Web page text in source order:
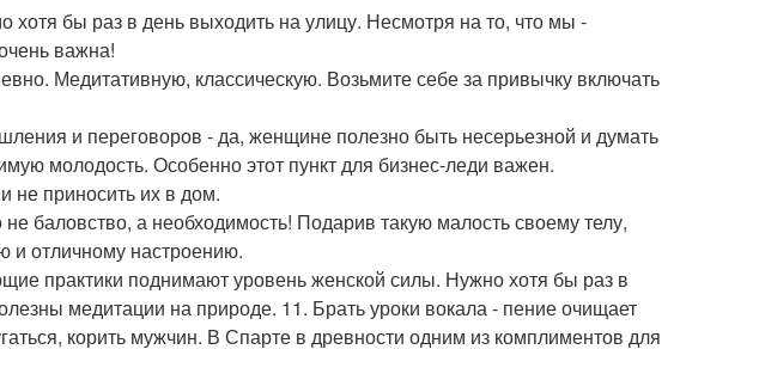
хотя бы раз в день выходить на улицу. Несмотря на то, что мы -
важна!
Медитативную, классическую. Возьмите себе за привычку включать
и переговоров - да, женщине полезно быть несерьезной и думать
молодость. Особенно этот пункт для бизнес-леди важен.
не приносить их в дом.
баловство, а необходимость! Подарив такую малость своему телу,
и отличному настроению.
практики поднимают уровень женской силы. Нужно хотя бы раз в
медитации на природе. 11. Брать уроки вокала - пение очищает
корить мужчин. В Спарте в древности одним из комплиментов для